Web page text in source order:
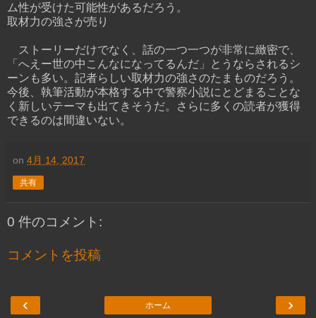
ム性が受けた可能性があるだろう。
取材力の強さが売り
ストーリーだけでなく、話の一つ一つが非常に緻密で、
「へえー世の中こんなになってるんだ」とうならされるシ
ーンも多い。記者らしい取材力の強さのたまものだろう。
今後、執筆活動が本格する中で警察小説にとどまることな
く新しいテーマも出てきそうだ。さらに多くの読者が獲得
できるのは間違いない。
on 4月 14, 2017
共有
0 件のコメント:
コメントを投稿
‹ ›
ホーム